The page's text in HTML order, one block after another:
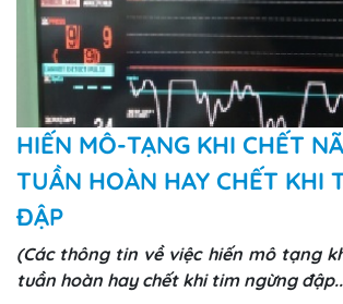
HIẾN MÔ-TẠNG KHI CHẾT
TUẦN HOÀN HAY CHẾT KHI
ĐẬP
(Các thông tin về việc hiến mô tạng
tuần hoàn hay chết khi tim ngừng